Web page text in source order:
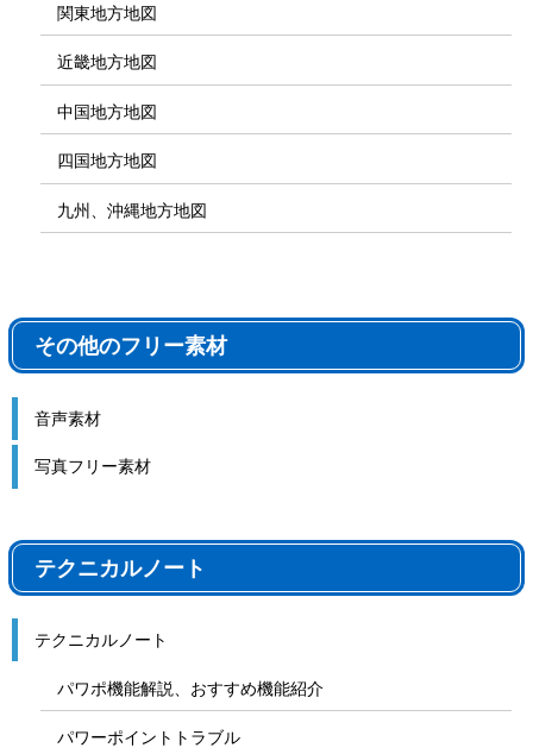
関東地方地図
近畿地方地図
中国地方地図
四国地方地図
九州、沖縄地方地図
その他のフリー素材
音声素材
写真フリー素材
テクニカルノート
テクニカルノート
パワポ機能解説、おすすめ機能紹介
パワーポイントトラブル